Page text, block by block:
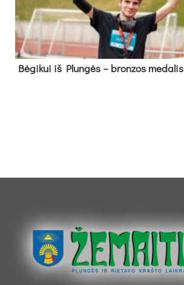
Bė­gi­kui iš Plun­gės – bron­zos me­da­lis